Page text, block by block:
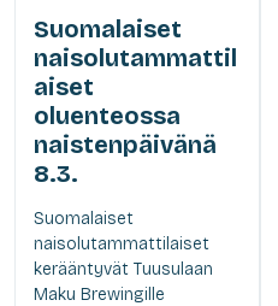
Suomalaiset
naisolutammattil
aiset
oluenteossa
naistenpäivänä
8.3.
Suomalaiset
naisolutammattilaiset
kerääntyvät Tuusulaan
Maku Brewingille